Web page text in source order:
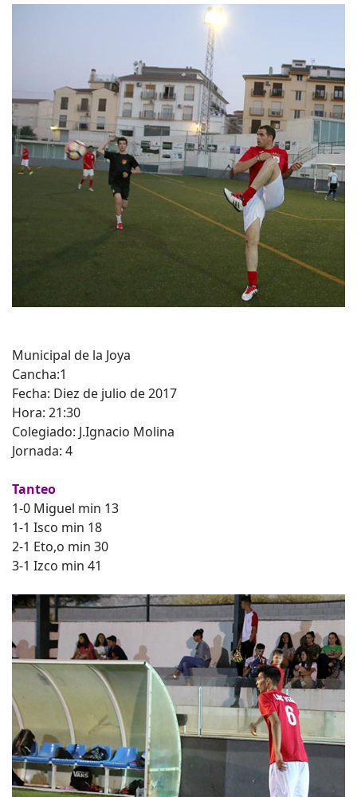
Municipal de la Joya
Cancha:1
Fecha: Diez de julio de 2017
Hora: 21:30
Colegiado: J.Ignacio Molina
Jornada: 4
Tanteo
1-0 Miguel min 13
1-1 Isco min 18
2-1 Eto,o min 30
3-1 Izco min 41